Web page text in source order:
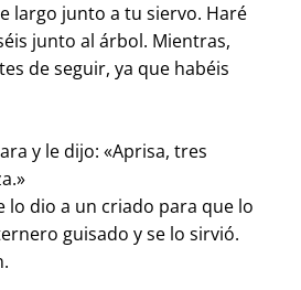
largo junto a tu siervo. Haré
junto al árbol. Mientras,
de seguir, ya que habéis
y le dijo: «Aprisa, tres
lo dio a un criado para que lo
guisado y se lo sirvió.